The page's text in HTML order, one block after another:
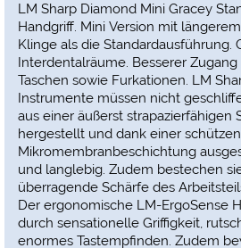
LM Sharp Diamond Mini Gracey
Handgriff. Mini Version mit
Klinge als die Standardausführung.
Interdentalräume. Besserer
Taschen sowie Furkationen. LM
Instrumente müssen nicht
aus einer äußerst strapazierfähigen
hergestellt und dank einer
Mikromembranbeschichtung
und langlebig. Zudem bestechen
überragende Schärfe des
Der ergonomische LM-ErgoSense
durch sensationelle Griffigkeit,
enormes Tastempfinden. Zudem